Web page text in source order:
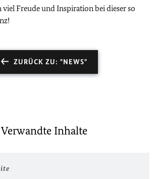
Freude und Inspiration bei dieser so
ZURÜCK ZU: "NEWS"
Verwandte Inhalte